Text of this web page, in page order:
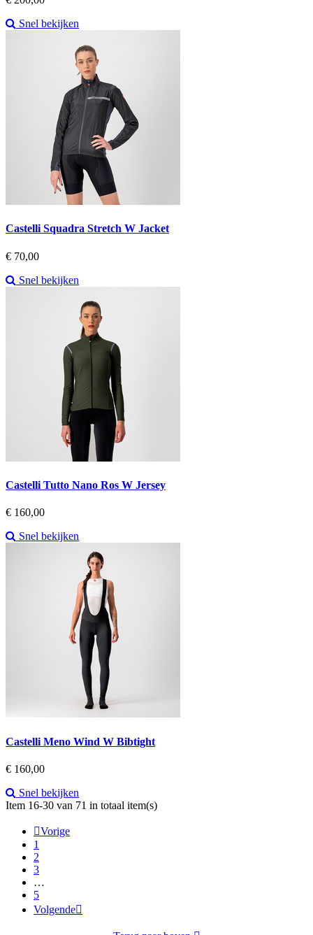
Snel bekijken
Castelli Squadra Stretch W Jacket
Prijs
€ 70,00
Snel bekijken
Castelli Tutto Nano Ros W Jersey
Prijs
€ 160,00
Snel bekijken
Castelli Meno Wind W Bibtight
Prijs
€ 160,00
Snel bekijken
Item 16-30 van 71 in totaal item(s)
Vorige
1
2
3
…
5
Volgende